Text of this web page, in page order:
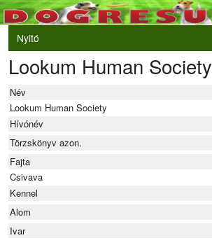
Nyitó
Belépés
VB és EO válogatók
Élő eredmények
Rendezvények
Tulajdonosok/Felvezetők
Lookum Human Society
Név
Lookum Human Society
Hívónév
Törzskönyv azon.
Fajta
Csivava
Kennel
Alom
Ivar